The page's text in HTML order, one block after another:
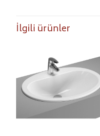
İlgili ürünler